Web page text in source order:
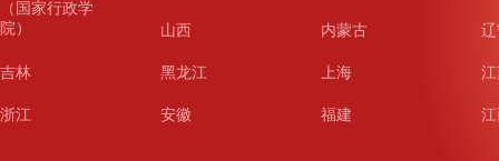
（国家行政学
院）
山西 内蒙古
吉林 黑龙江 上海
浙江 安徽 福建